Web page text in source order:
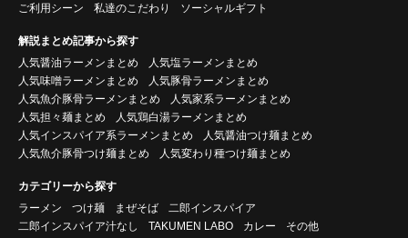
ご利用シーン
私達のこだわり ソーシャルギフト
解説まとめ記事から探す
人気醤油ラーメンまとめ
人気塩ラーメンまとめ
人気味噌ラーメンまとめ
人気豚骨ラーメンまとめ
人気魚介豚骨ラーメンまとめ
人気家系ラーメンまとめ
人気担々麺まとめ
人気鶏白湯ラーメンまとめ
人気インスパイア系ラーメンまとめ
人気醤油つけ麺まとめ
人気魚介豚骨つけ麺まとめ
人気変わり種つけ麺まとめ
カテゴリーから探す
ラーメン
つけ麺 まぜそば
二郎インスパイア
二郎インスパイア汁なし
TAKUMEN LABO カレー その他